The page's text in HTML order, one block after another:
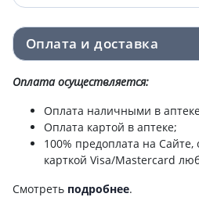
Solgar (Солгар) кальция цитрат
таб №60
Solgar (Солгар) рыбий жир конц
капсулы №60
Solgar (Солгар) масло примулы
капсулы 500мг №60
Solgar (Солгар) витамин
№100
Оплата и доставка
Оплата осуществляется:
Оплата наличными в
Оплата картой в аптеке;
100% предоплата на Сайте,
карткой Visa/Mastercard
Смотреть подробнее.